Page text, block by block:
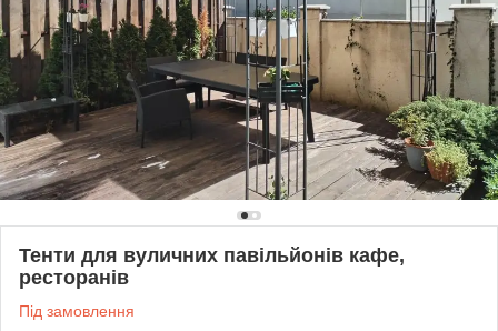
Тенти для вуличних павільйонів кафе,
ресторанів
Під замовлення